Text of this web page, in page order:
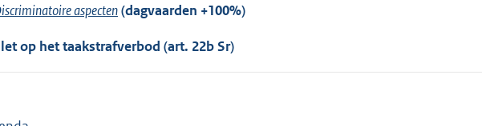
aspecten(dagvaarden +100%)
op het taakstrafverbod (art. 22b Sr)